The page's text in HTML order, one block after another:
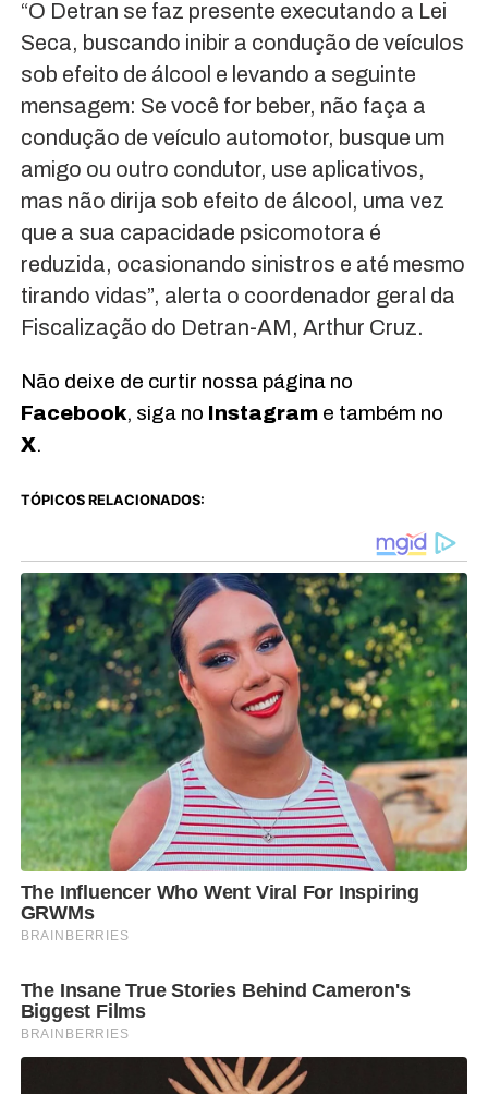
“O Detran se faz presente executando a Lei
Seca, buscando inibir a condução de veículos
sob efeito de álcool e levando a seguinte
mensagem: Se você for beber, não faça a
condução de veículo automotor, busque um
amigo ou outro condutor, use aplicativos,
mas não dirija sob efeito de álcool, uma vez
que a sua capacidade psicomotora é
reduzida, ocasionando sinistros e até mesmo
tirando vidas”, alerta o coordenador geral da
Fiscalização do Detran-AM, Arthur Cruz.
Não deixe de curtir nossa página no
Facebook, siga no Instagrame também no
X.
TÓPICOS RELACIONADOS: